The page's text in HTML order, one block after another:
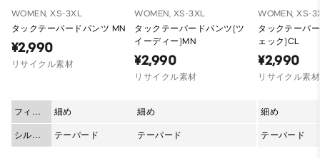
WOMEN, XS-3XL
タックテーパードパンツ MN
¥2,990
リサイクル素材
フィッ
ト
細め
シルエ
ット
テーパード
WOMEN, XS-3XL
タックテーパードパンツ(ツ
イーディー)MN
¥2,990
リサイクル素材
細め
テーパード
WOMEN, XS-
タックテーパ
ェック)CL
¥2,990
リサイクル素材
細め
テーパード